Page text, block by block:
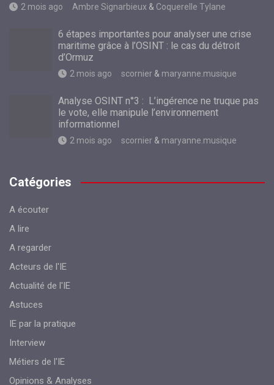
2 mois ago Ambre Signarbieux & Coquerelle Tylane
6 étapes importantes pour analyser une crise
maritime grâce à l’OSINT : le cas du détroit
d’Ormuz
2 mois ago scornier & maryanne.musique
Analyse OSINT n°3 : L’ingérence ne truque pas
le vote, elle manipule l’environnement
informationnel
2 mois ago scornier & maryanne.musique
Catégories
A écouter
A lire
A regarder
Acteurs de l'IE
Actualité de l'IE
Astuces
IE par la pratique
Interview
Métiers de l'IE
Opinions & Analyses